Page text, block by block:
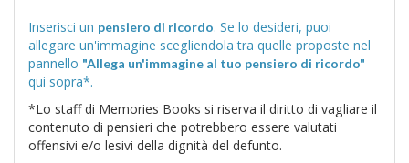
Inserisci un pensiero di ricordo. Se lo desideri, puoi
allegare un'immagine scegliendola tra quelle proposte nel
pannello "Allega un'immagine al tuo pensiero di ricordo"
qui sopra*.
*Lo staff di Memories Books si riserva il diritto di vagliare il
contenuto di pensieri che potrebbero essere valutati
offensivi e/o lesivi della dignità del defunto.